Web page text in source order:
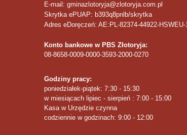
E-mail: gminazlotoryja@zlotoryja.com.pl
Skrytka ePUAP: b393q8pnlb/skrytka
Adres eDoręczeń: AE:PL-82374-44922-HSWEU-
Konto bankowe w PBS Złotoryja:
08-8658-0009-0000-3593-2000-0270
Godziny pracy:
poniedziałek-piątek: 7:30 - 15:30
w miesiącach lipiec - sierpień : 7:00 - 15:00
Kasa w Urzędzie czynna
codziennie w godzinach: 9:00 - 12:00